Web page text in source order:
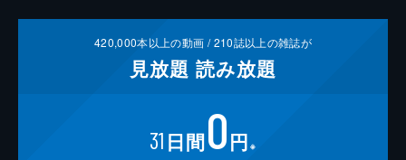
420,000本以上の動画 /210誌以上の雑誌が
見放題 読み放題
31 日間0円 ※